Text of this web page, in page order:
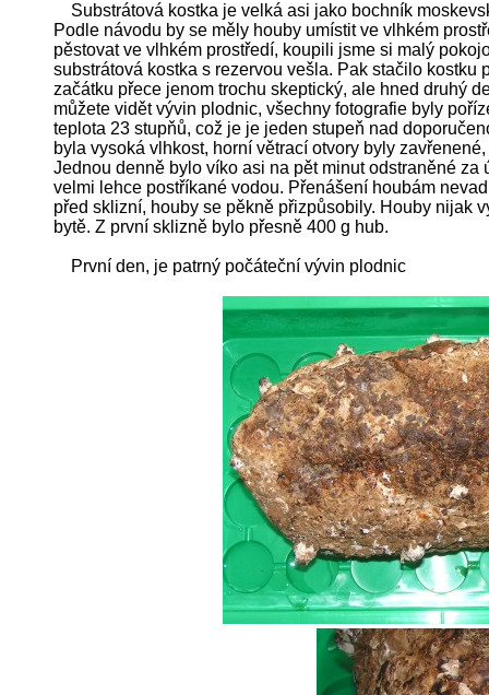
Substrátová kostka je velká asi jako bochník
Podle návodu by se měly houby umístit ve vlhkém
pěstovat ve vlhkém prostředí, koupili jsme si malý
substrátová kostka s rezervou vešla. Pak stačilo
začátku přece jenom trochu skeptický, ale hned druhý
můžete vidět vývin plodnic, všechny fotografie byly
teplota 23 stupňů, což je je jeden stupeň nad
byla vysoká vlhkost, horní větrací otvory byly zavřenen
Jednou denně bylo víko asi na pět minut odstraněné
velmi lehce postříkané vodou. Přenášení houbám
před sklizní, houby se pěkně přizpůsobily. Houby nijak
bytě. Z první sklizně bylo přesně 400 g hub.
První den, je patrný počáteční vývin plodnic